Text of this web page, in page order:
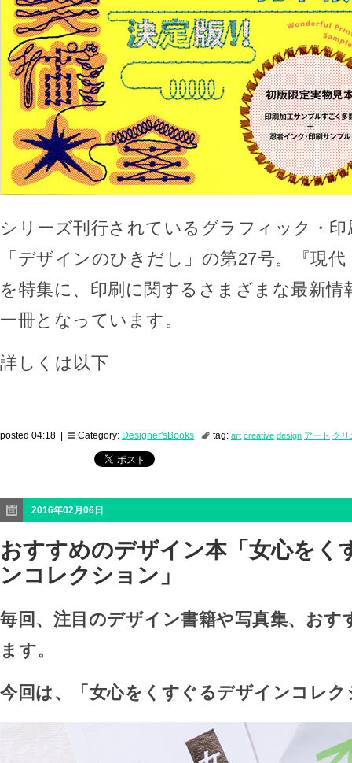
シリーズ刊行されているグラフィック・
「デザインのひきだし」の第27号。『現
を特集に、印刷に関するさまざまな最新
一冊となっています。
詳しくは以下
posted 04:18 | Category: Designer'sBooks tag: art creative design アート クリ
2016年02月06日
おすすめのデザイン本「女心をく
ンコレクション」
毎回、注目のデザイン書籍や写真集、おす
ます。
今回は、「女心をくすぐるデザインコレ